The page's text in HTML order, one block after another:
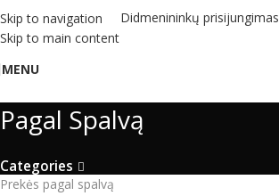
Skip to navigation
Skip to main content
Didmenininkų prisijungimas
MENU
Pagal Spalvą
Categories
Prekės pagal spalvą